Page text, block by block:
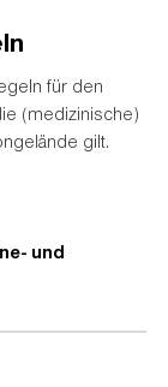
für den
(medizinische)
gilt.
und